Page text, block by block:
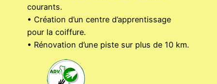
courants.
• Création d’un centre d’apprentissage
pour la coiffure.
• Rénovation d’une piste sur plus de 10 km.